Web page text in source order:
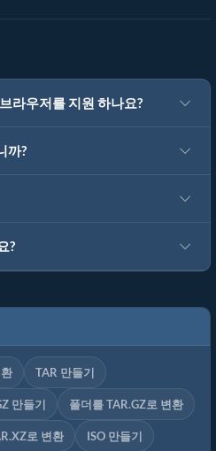
라우저를 지원 하나요?
까?
?
TAR 만들기
만들기 폴더를 TAR.GZ로 변환
로 변환 ISO 만들기